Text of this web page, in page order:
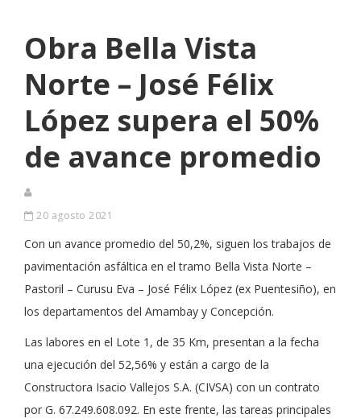
Obra Bella Vista
Norte – José Félix
López supera el 50%
de avance promedio
20 agosto 2021
Con un avance promedio del 50,2%, siguen los trabajos de
pavimentación asfáltica en el tramo Bella Vista Norte –
Pastoril – Curusu Eva – José Félix López (ex Puentesiño), en
los departamentos del Amambay y Concepción.
Las labores en el Lote 1, de 35 Km, presentan a la fecha
una ejecución del 52,56% y están a cargo de la
Constructora Isacio Vallejos S.A. (CIVSA) con un contrato
por G. 67.249.608.092. En este frente, las tareas principales